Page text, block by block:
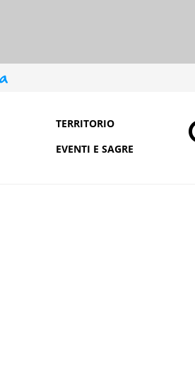
TERRITORIO
EVENTI E SAGRE